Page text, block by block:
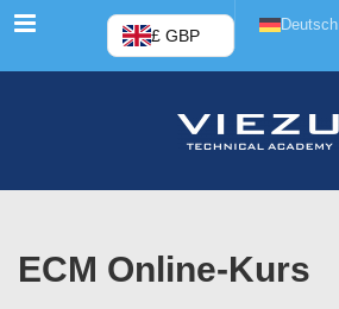
Menü £ GBP
Deutsch
ECM Online-Kurs